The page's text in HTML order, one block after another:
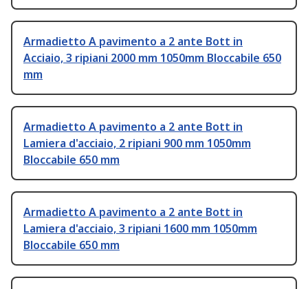
Armadietto A pavimento a 2 ante Bott in
Acciaio, 3 ripiani 2000 mm 1050mm Bloccabile 650
mm
Armadietto A pavimento a 2 ante Bott in
Lamiera d'acciaio, 2 ripiani 900 mm 1050mm
Bloccabile 650 mm
Armadietto A pavimento a 2 ante Bott in
Lamiera d'acciaio, 3 ripiani 1600 mm 1050mm
Bloccabile 650 mm